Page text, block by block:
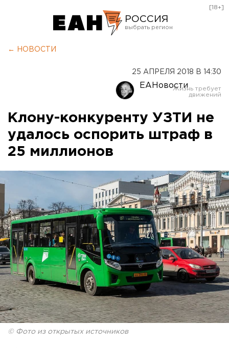
РОССИЯ
Оренбург
[18+]
← НОВОСТИ
25 АПРЕЛЯ 2018 В 14:30
ЕАНовости
Клону-конкуренту УЗТИ не
удалось оспорить штраф в
25 миллионов
© Фото из открытых источников